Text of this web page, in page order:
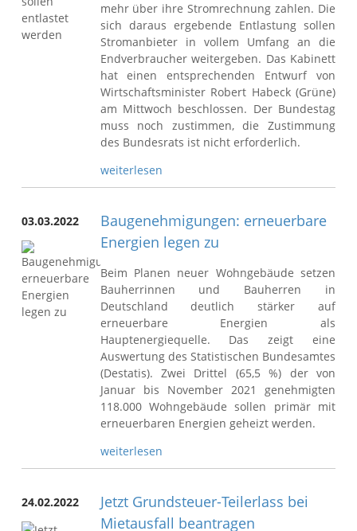
mehr über ihre Stromrechnung zahlen. Die
sich daraus ergebende Entlastung sollen
Stromanbieter in vollem Umfang an die
Endverbraucher weitergeben. Das Kabinett
hat einen entsprechenden Entwurf von
Wirtschaftsminister Robert Habeck (Grüne)
am Mittwoch beschlossen. Der Bundestag
muss noch zustimmen, die Zustimmung
des Bundesrats ist nicht erforderlich.
weiterlesen
03.03.2022
Baugenehmigungen: erneuerbare
Energien legen zu
Beim Planen neuer Wohngebäude setzen
Bauherrinnen und Bauherren in
Deutschland deutlich stärker auf
erneuerbare Energien als
Hauptenergiequelle. Das zeigt eine
Auswertung des Statistischen Bundesamtes
(Destatis). Zwei Drittel (65,5 %) der von
Januar bis November 2021 genehmigten
118.000 Wohngebäude sollen primär mit
erneuerbaren Energien geheizt werden.
weiterlesen
24.02.2022
Jetzt Grundsteuer-Teilerlass bei
Mietausfall beantragen